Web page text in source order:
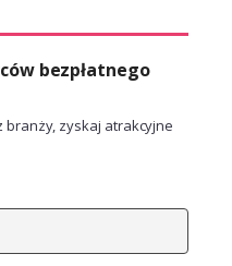
bezpłatnego
branży, zyskaj atrakcyjne